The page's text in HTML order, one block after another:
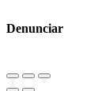
Denunciar